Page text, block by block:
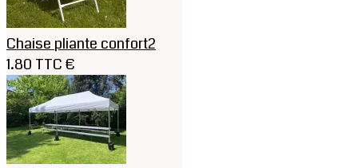
Chaise pliante confort2
1.80 TTC €